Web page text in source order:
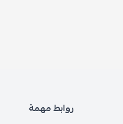
روابط مهمة